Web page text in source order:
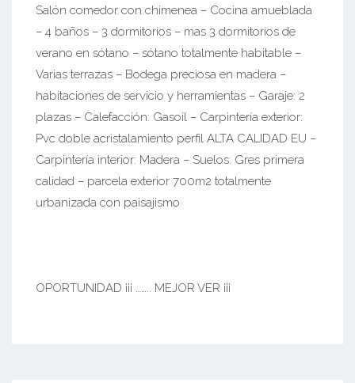
Salón comedor con chimenea – Cocina amueblada
– 4 baños – 3 dormitorios – mas 3 dormitorios de
verano en sótano – sótano totalmente habitable –
Varias terrazas – Bodega preciosa en madera –
habitaciones de servicio y herramientas – Garaje: 2
plazas – Calefacción: Gasoil – Carpintería exterior:
Pvc doble acristalamiento perfil ALTA CALIDAD EU –
Carpintería interior: Madera – Suelos: Gres primera
calidad – parcela exterior 700m2 totalmente
urbanizada con paisajismo
OPORTUNIDAD ¡¡¡ …….. MEJOR VER ¡¡¡